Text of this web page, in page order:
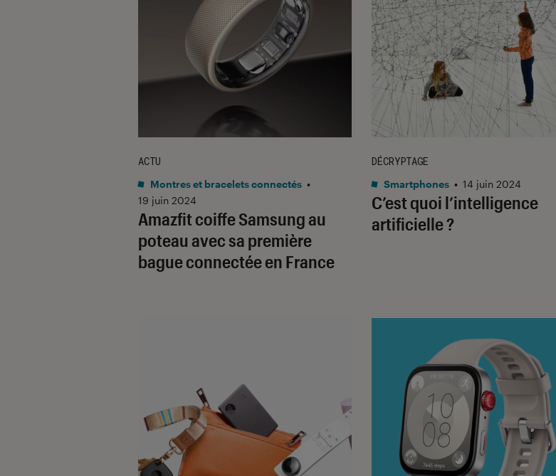
Amazfit coiffe Samsung au
poteau avec sa première
bague connectée en France
ACTU
Montres et bracelets connectés •
19 juin 2024
C’est quoi l’intelligence
artificielle ?
DÉCRYPTAGE
Smartphones • 14 juin 2024